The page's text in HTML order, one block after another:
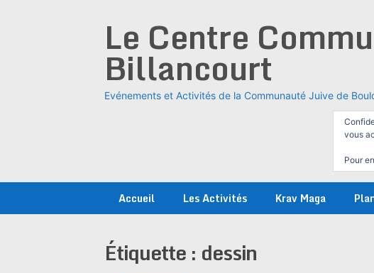
Le Centre
Billancourt
Evénements et Activités de la Communauté Juive de
vous
Pour
Accueil Les Activités Krav Maga
Étiquette : dessin